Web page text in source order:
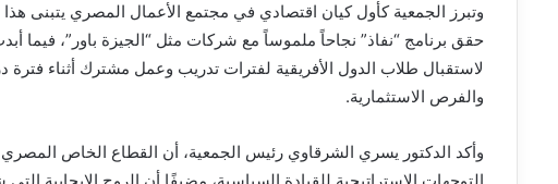
وتبرز الجمعية كأول كيان اقتصادي في مجتمع الأعمال المصري يتبنى
حقق برنامج “نفاذ” نجاحاً ملموساً مع شركات مثل “الجيزة باور”، فيما
لاستقبال طلاب الدول الأفريقية لفترات تدريب وعمل مشترك أثناء فترة
والفرص الاستثمارية.
وأكد الدكتور يسري الشرقاوي رئيس الجمعية، أن القطاع الخاص المصري